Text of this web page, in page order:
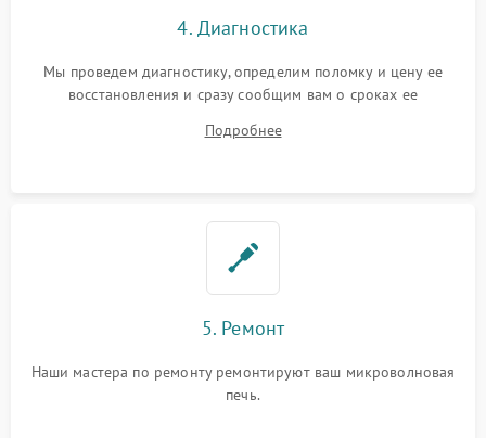
4. Диагностика
Мы проведем диагностику, определим поломку и цену ее
восстановления и сразу сообщим вам о сроках ее
Подробнее
5. Ремонт
Наши мастера по ремонту ремонтируют ваш микроволновая
печь.